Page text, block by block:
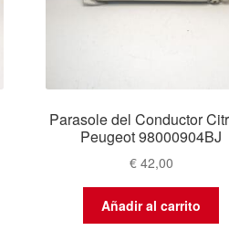
Parasole del Conductor
Peugeot 98000904BJ
€42,00
Añadir al carrito